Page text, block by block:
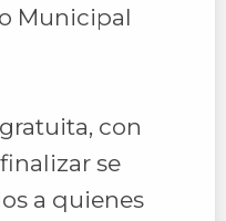
Municipal
con
se
a quienes